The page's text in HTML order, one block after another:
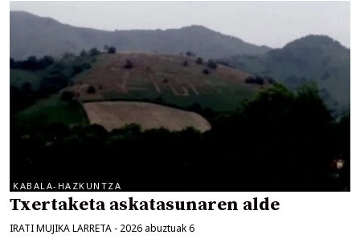
KABALA-HAZKUNTZA
Txertaketa askatasunaren alde
IRATI MUJIKA LARRETA - 2026 abuztuak 6